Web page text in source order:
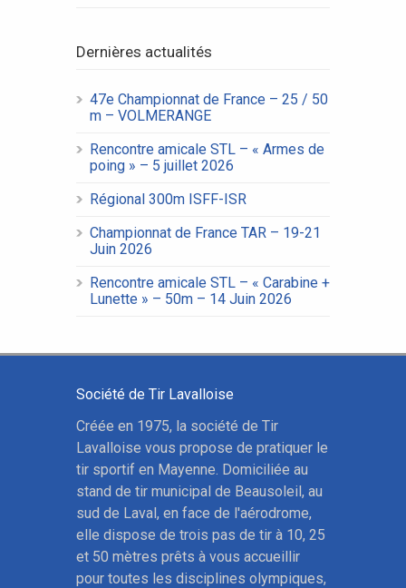
Dernières actualités
47e Championnat de France – 25 / 50
m – VOLMERANGE
Rencontre amicale STL – « Armes de
poing » – 5 juillet 2026
Régional 300m ISFF-ISR
Championnat de France TAR – 19-21
Juin 2026
Rencontre amicale STL – « Carabine +
Lunette » – 50m – 14 Juin 2026
Société de Tir Lavalloise
Créée en 1975, la société de Tir
Lavalloise vous propose de pratiquer le
tir sportif en Mayenne. Domiciliée au
stand de tir municipal de Beausoleil, au
sud de Laval, en face de l'aérodrome,
elle dispose de trois pas de tir à 10, 25
et 50 mètres prêts à vous accueillir
pour toutes les disciplines olympiques,